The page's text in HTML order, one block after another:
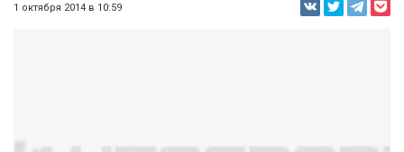
1 октября 2014 в 10:59